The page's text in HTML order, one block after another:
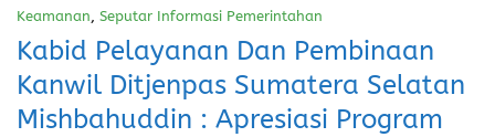
Keamanan, Seputar Informasi Pemerintahan
Kabid Pelayanan Dan Pembinaan
Kanwil Ditjenpas Sumatera Selatan
Mishbahuddin : Apresiasi Program